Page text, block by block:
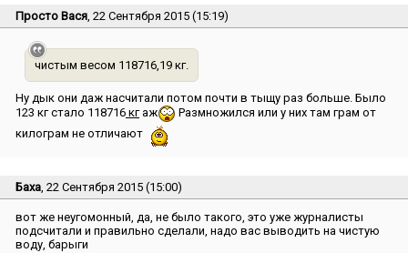
Просто Вася, 22 Сентября 2015 (15:19)
чистым весом 118716,19 кг.
Ну дык они даж насчитали потом почти в тыщу раз больше. Было
123 кг стало 118716 кгаж
Размножился или у них там грам от
килограм не отличают
Баха, 22 Сентября 2015 (15:00)
вот же неугомонный, да, не было такого, это уже журналисты
подсчитали и правильно сделали, надо вас выводить на чистую
воду, барыги